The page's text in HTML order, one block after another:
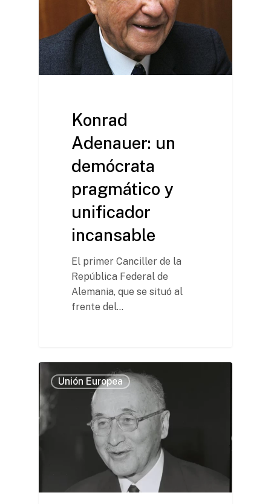
Konrad
Adenauer: un
demócrata
pragmático y
unificador
incansable
El primer Canciller de la
República Federal de
Alemania, que se situó al
frente del…
Unión Europea
Misión y Valores